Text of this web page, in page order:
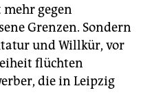
gegen
Grenzen. Sondern
und Willkür, vor
flüchten
die in Leipzig